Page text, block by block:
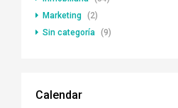
Marketing (2)
Sin categoría (9)
Calendar